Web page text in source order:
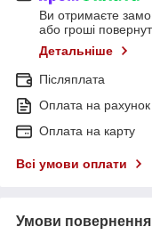
Ви отримаєте
або гроші
Детальніше
Післяплата
Оплата на рахунок
Оплата на карту
Всі умови оплати
Умови повернення